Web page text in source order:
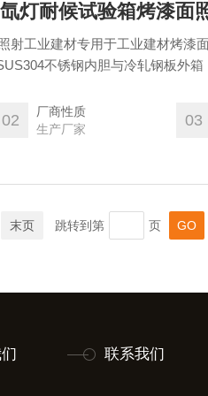
灯耐候试验箱烤漆面
射工业建材专用于工业建材烤漆
不锈钢内胆与冷轧钢板外箱
方检测，评估烤漆面抗褪色、抗
耐候测试的基础装备。
02
厂商性质
生产厂家
03
末页 跳转到第 页
联系我们